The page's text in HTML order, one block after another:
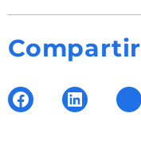
Compartir